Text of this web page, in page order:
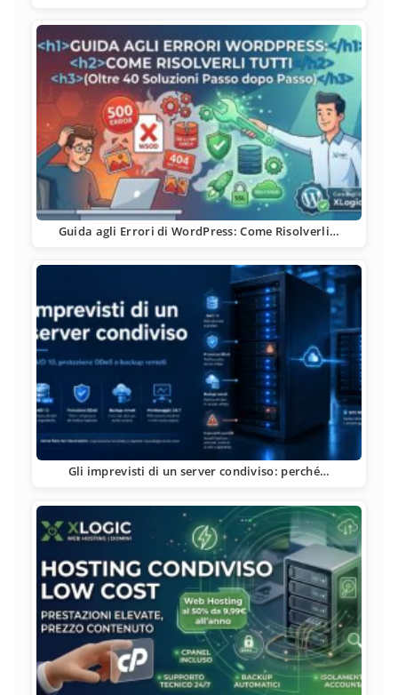
Guida agli Errori di WordPress: Come Risolverli…
Gli imprevisti di un server condiviso: perché…